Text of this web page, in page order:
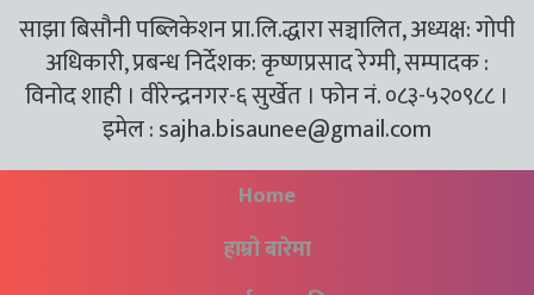
साझा बिसौनी पब्लिकेशन प्रा.लि.द्धारा सञ्चालित, अध्यक्ष: गोपी
अधिकारी, प्रबन्ध निर्देशक: कृष्णप्रसाद रेग्मी, सम्पादक :
विनोद शाही । वीरेन्द्रनगर-६ सुर्खेत । फोन नं. ०८३-५२०९८८ ।
इमेल :sajha.bisaunee@gmail.com
Home
हाम्रो बारेमा